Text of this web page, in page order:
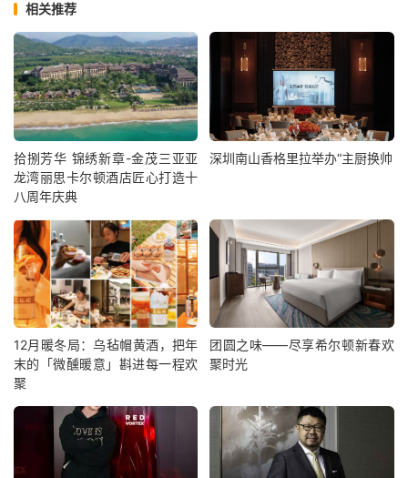
相关推荐
拾捌芳华 锦绣新章-金茂三亚亚
龙湾丽思卡尔顿酒店匠心打造十
八周年庆典
深圳南山香格里拉举办“主厨换帅
12月暖冬局：乌毡帽黄酒，把年
末的「微醺暖意」斟进每一程欢
聚
团圆之味——尽享希尔顿新春欢
聚时光